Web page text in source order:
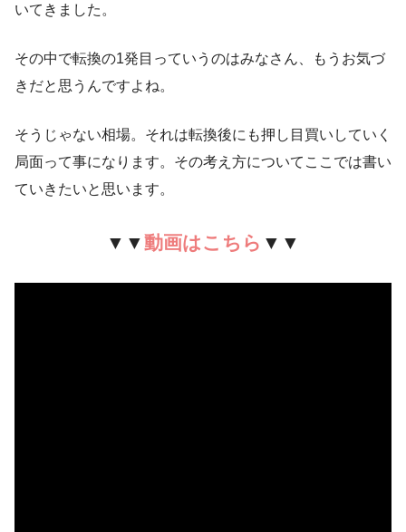
いてきました。
その中で転換の1発目っていうのはみなさん、もうお気づ
きだと思うんですよね。
そうじゃない相場。それは転換後にも押し目買いしていく
局面って事になります。その考え方についてここでは書い
ていきたいと思います。
▼▼動画はこちら ▼▼